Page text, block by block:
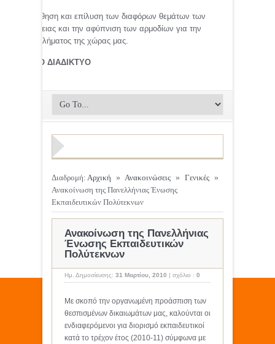
προώθηση και επίλυση των διαφόρων θεμάτων των
οικογένειας και την αφύπνιση των αρμοδίων για την
προβλήματος της χώρας μας.
ΣΤΟ ΔΙΑΔΙΚΤΥΟ
Διαδρομή: Αρχική » Ανακοινώσεις » Γενικές »
Ανακοίνωση της Πανελλήνιας Ένωσης
Εκπαιδευτικών Πολύτεκνων
Ανακοίνωση της Πανελλήνιας
Ένωσης Εκπαιδευτικών
Πολύτεκνων
Ημ. Δημοσίευσης: 31 Μαρτίου, 2010 | σχόλιο : 0
Με σκοπό την οργανωμένη προάσπιση των
θεσπισμένων δικαιωμάτων μας, καλούνται οι
ενδιαφερόμενοι για διορισμό εκπαιδευτικοί
κατά το τρέχον έτος (2010-11) σύμφωνα με